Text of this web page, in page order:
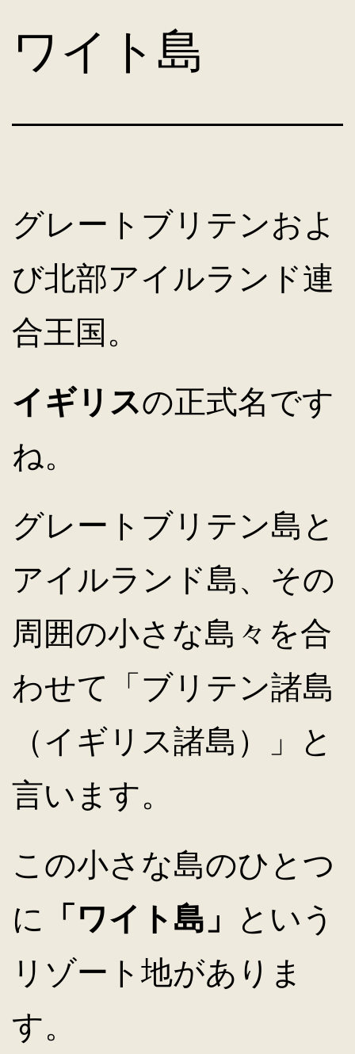
コ
テ
ツ
へ
ス
キ
ッ
プ
ワイト島
グレートブリテンおよ
び北部アイルランド連
合王国。
イギリスの正式名です
ね。
グレートブリテン島と
アイルランド島、その
周囲の小さな島々を合
わせて「ブリテン諸島
（イギリス諸島）」と
言います。
この小さな島のひとつ
に 「ワイト島」
という
リゾート地がありま
す。